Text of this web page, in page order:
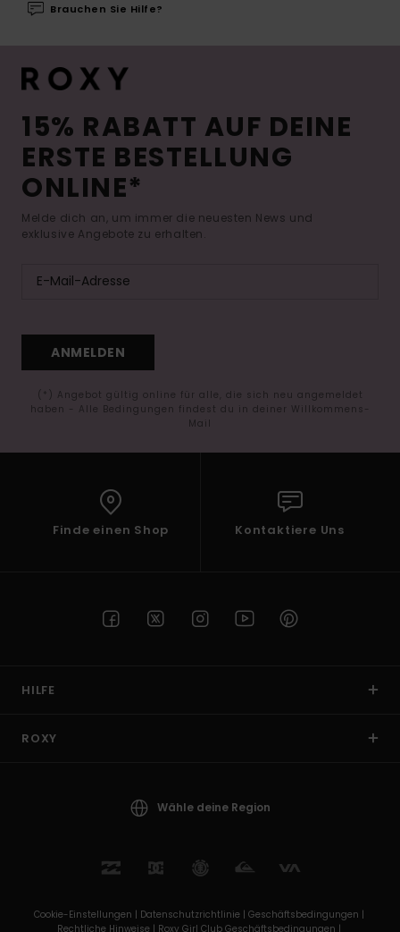
Brauchen Sie Hilfe?
15% RABATT AUF DEINE
ERSTE BESTELLUNG
ONLINE*
Melde dich an, um immer die neuesten News und
exklusive Angebote zu erhalten.
ANMELDEN
(*) Angebot gültig online für alle, die sich neu angemeldet
haben - Alle Bedingungen findest du in deiner Willkommens-
Mail
Finde einen Shop Kontaktiere Uns
HILFE
ROXY
Wähle deine Region
Cookie-Einstellungen | Datenschutzrichtlinie | Geschäftsbedingungen |
Rechtliche Hinweise | Roxy Girl Club Geschäftsbedingungen |